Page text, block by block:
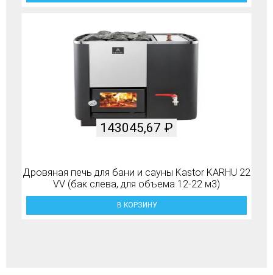
Дровяная печь для бани и сауны Kastor KARHU 22
VV (бак слева, для объема 12-22 м3)
143045,67 ₽
В КОРЗИНУ